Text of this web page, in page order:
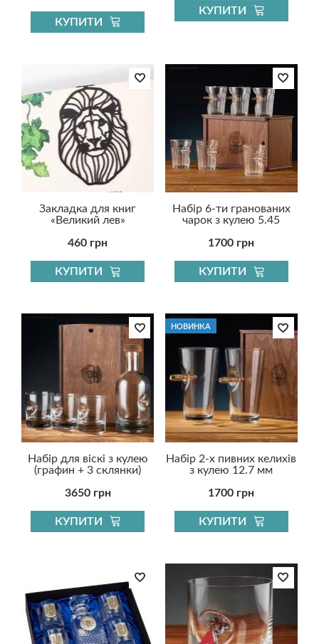
КУПИТИ
КУПИТИ
Закладка для книг
«Великий лев»
460 грн
КУПИТИ
Набір 6-ти гранованих
чарок з кулею 5.45
1700 грн
КУПИТИ
Набір для віскі з кулею
(графин + 3 склянки)
3650 грн
КУПИТИ
НОВИНКА
Набір 2-х пивних келихів
з кулею 12.7 мм
1700 грн
КУПИТИ